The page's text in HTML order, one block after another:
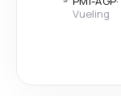
Vueling